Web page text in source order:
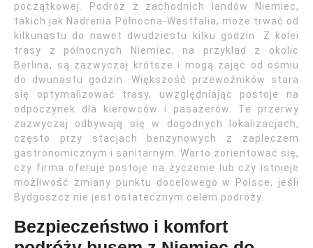
początkowej. Podróż z zachodnich landów Niemiec,
takich jak Nadrenia Północna-Westfalia, może trwać od
kilkunastu do nawet dwudziestu kilku godzin. Z kolei
trasy z północnych Niemiec, na przykład z okolic
Berlina, są zazwyczaj krótsze i mogą zająć od ośmiu
do dwunastu godzin. Większość przewoźników stara
się optymalizować trasy, uwzględniając postoje na
odpoczynek dla kierowców i pasażerów. Te przerwy
zazwyczaj odbywają się w dogodnych lokalizacjach,
często przy stacjach benzynowych z zapleczem
gastronomicznym i sanitarnym. Warto zorientować się,
czy firma oferuje postoje na życzenie lub czy istnieje
możliwość zmiany punktu docelowego w Polsce, jeśli
Bydgoszcz nie jest ostatecznym celem podróży.
Bezpieczeństwo i komfort